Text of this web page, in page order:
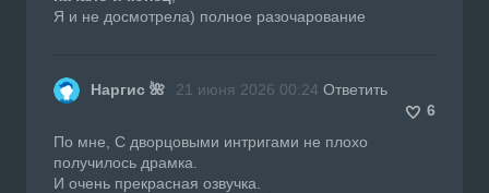
Я и не досмотрела) полное разочарование
Наргис 🌺 21 июня 2026 00:24 Ответить
6
По мне, С дворцовыми интригами не плохо
получилось драмка.
И очень прекрасная озвучка.